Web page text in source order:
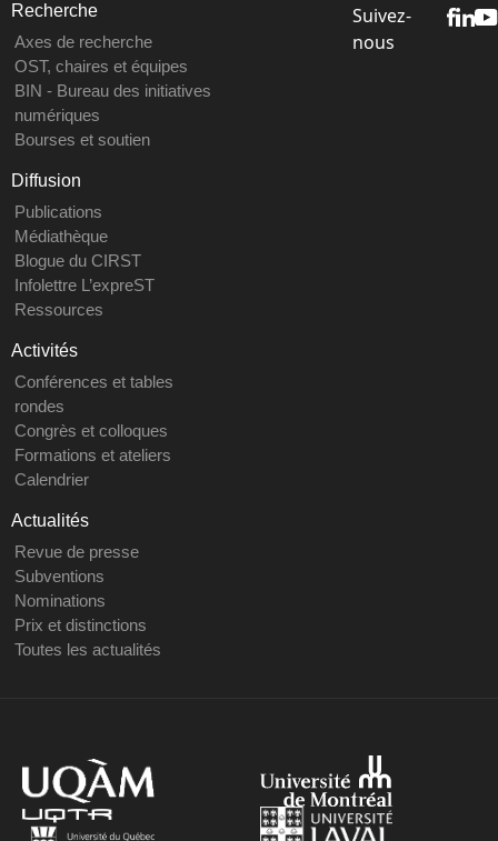
Recherche
Axes de recherche
OST, chaires et équipes
BIN - Bureau des initiatives
numériques
Bourses et soutien
Diffusion
Publications
Médiathèque
Blogue du CIRST
Infolettre L’expreST
Ressources
Activités
Conférences et tables
rondes
Congrès et colloques
Formations et ateliers
Calendrier
Actualités
Revue de presse
Subventions
Nominations
Prix et distinctions
Toutes les actualités
Suivez-
nous